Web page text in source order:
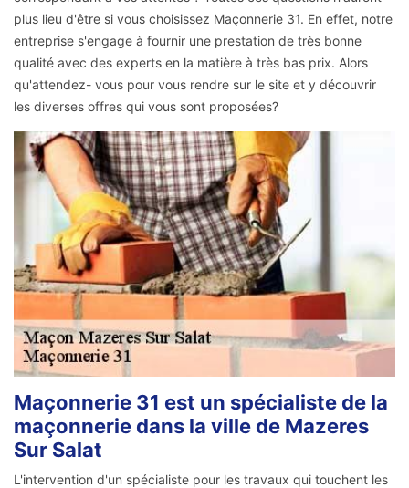
plus lieu d'être si vous choisissez Maçonnerie 31. En effet, notre
entreprise s'engage à fournir une prestation de très bonne
qualité avec des experts en la matière à très bas prix. Alors
qu'attendez- vous pour vous rendre sur le site et y découvrir
les diverses offres qui vous sont proposées?
Maçonnerie 31 est un spécialiste de la
maçonnerie dans la ville de Mazeres
Sur Salat
L'intervention d'un spécialiste pour les travaux qui touchent les